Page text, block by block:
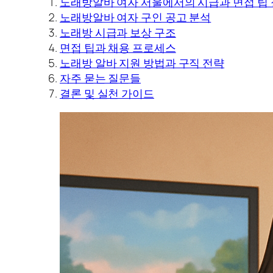
노래방알바 여자 구인 공고 분석
노래방 시급과 보상 구조
면접 팁과 채용 프로세스
노래방 알바 지원 방법과 구직 전략
자주 묻는 질문들
결론 및 실천 가이드